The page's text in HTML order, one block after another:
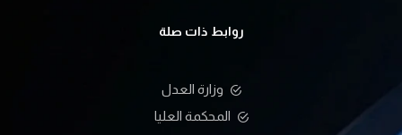
روابط ذات صلة
وزارة العدل
المحكمة العليا